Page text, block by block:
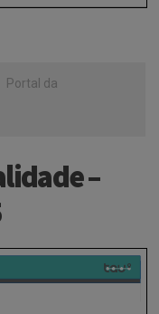
Portal da
–